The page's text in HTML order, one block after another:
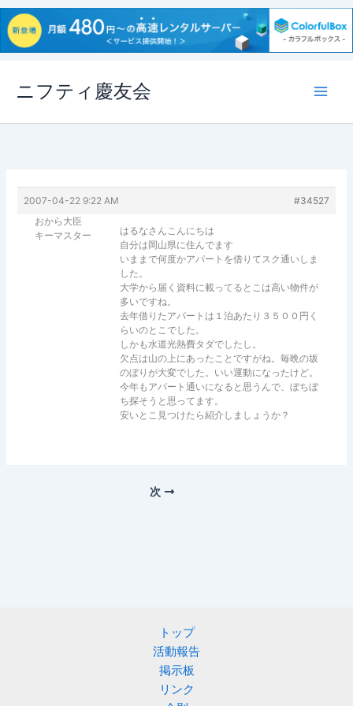
ス
ニフティ慶友会
2007-04-22 9:22 AM
#34527
おから大臣
キーマスター
はるなさんこんにちは
自分は岡山県に住んでます
いままで何度かアパートを借りてスク通いしま
した。
大学から届く資料に載ってるとこは高い物件が
多いですね。
去年借りたアパートは１泊あたり３５００円く
らいのとこでした。
しかも水道光熱費タダでしたし。
欠点は山の上にあったことですがね。毎晩の坂
のぼりが大変でした。いい運動になったけど。
今年もアパート通いになると思うんで、ぼちぼ
ち探そうと思ってます。
安いとこ見つけたら紹介しましょうか？
次
トップ
活動報告
掲示板
リンク